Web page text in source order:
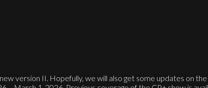
version II. Hopefully, we will also get some updates on